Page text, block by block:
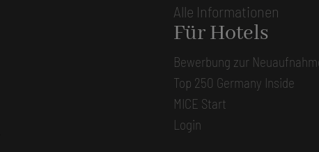
Alle Informationen
Für Hotels
Bewerbung zur
Top 250 Germany Inside
MICE Start
Login